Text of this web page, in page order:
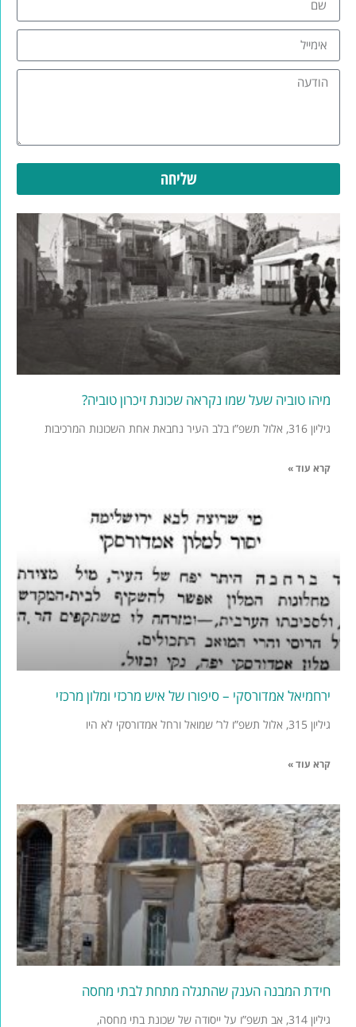
שליחה
מיהו טוביה שעל שמו נקראה שכונת זיכרון טוביה?
גיליון 316, אלול תשפ”ו בלב העיר נחבאת אחת השכונות המרכיבות
קרא עוד »
ירחמיאל אמדורסקי – סיפורו של איש מרכזי ומלון מרכזי
גיליון 315, אלול תשפ”ו לר’ שמואל ורחל אמדורסקי לא היו
קרא עוד »
חידת המבנה הענק שהתגלה מתחת לבתי מחסה
גיליון 314, אב תשפ”ו על ייסודה של שכונת בתי מחסה,